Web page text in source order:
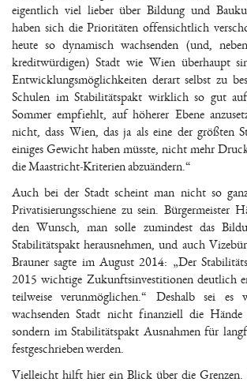
eigentlich viel lieber über Bildung und
haben sich die Prioritäten offensichtlich
heute so dynamisch wachsenden (und,
kreditwürdigen) Stadt wie Wien überhaupt
Entwicklungsmöglichkeiten derart selbst zu
Schulen im Stabilitätspakt wirklich so gut
Sommer empfiehlt, auf höherer Ebene
nicht, dass Wien, das ja als eine der größten
einiges Gewicht haben müsste, nicht mehr
die Maastricht-Kriterien abzuändern.“
Auch bei der Stadt scheint man nicht so
Privatisierungsschiene zu sein. Bürgermeister
den Wunsch, man solle zumindest das
Stabilitätspakt herausnehmen, und auch
Brauner sagte im August 2014: „Der
2015 wichtige Zukunftsinvestitionen deutlich
teilweise verunmöglichen.“ Deshalb sei es
wachsenden Stadt nicht finanziell die Hände
sondern im Stabilitätspakt Ausnahmen für
festgeschrieben werden.
Vielleicht hilft hier ein Blick über die Grenzen.